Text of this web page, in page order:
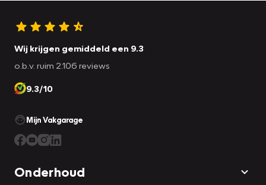
Wij krijgen gemiddeld een 9.3
o.b.v. ruim 2.106 reviews
9.3/10
Mijn Vakgarage
Onderhoud